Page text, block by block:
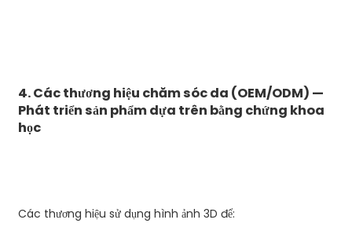
4. Các thương hiệu chăm sóc da (OEM/ODM) —
Phát triển sản phẩm dựa trên bằng chứng khoa
học
Các thương hiệu sử dụng hình ảnh 3D để: